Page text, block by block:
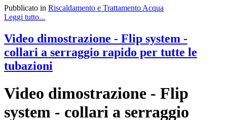
Pubblicato in Riscaldamento e Trattamento Acqua
Leggi tutto...
Video dimostrazione - Flip system -
collari a serraggio rapido per tutte le
tubazioni
Video dimostrazione - Flip
system - collari a serraggio